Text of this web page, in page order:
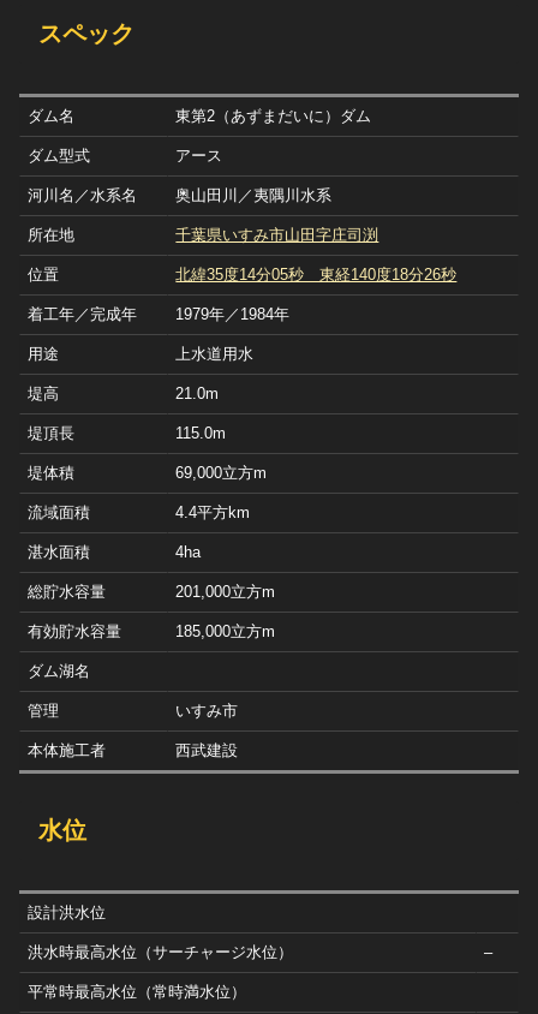
スペック
ダム名 東第2（あずまだいに）ダム
ダム型式 アース
河川名／水系名 奥山田川／夷隅川水系
所在地 千葉県いすみ市山田字庄司渕
位置 北緯35度14分05秒 東経140度18分26秒
着工年／完成年 1979年／1984年
用途 上水道用水
堤高 21.0m
堤頂長 115.0m
堤体積 69,000立方m
流域面積 4.4平方km
湛水面積 4ha
総貯水容量 201,000立方m
有効貯水容量 185,000立方m
ダム湖名
管理 いすみ市
本体施工者 西武建設
水位
設計洪水位
洪水時最高水位（サーチャージ水位） –
平常時最高水位（常時満水位）